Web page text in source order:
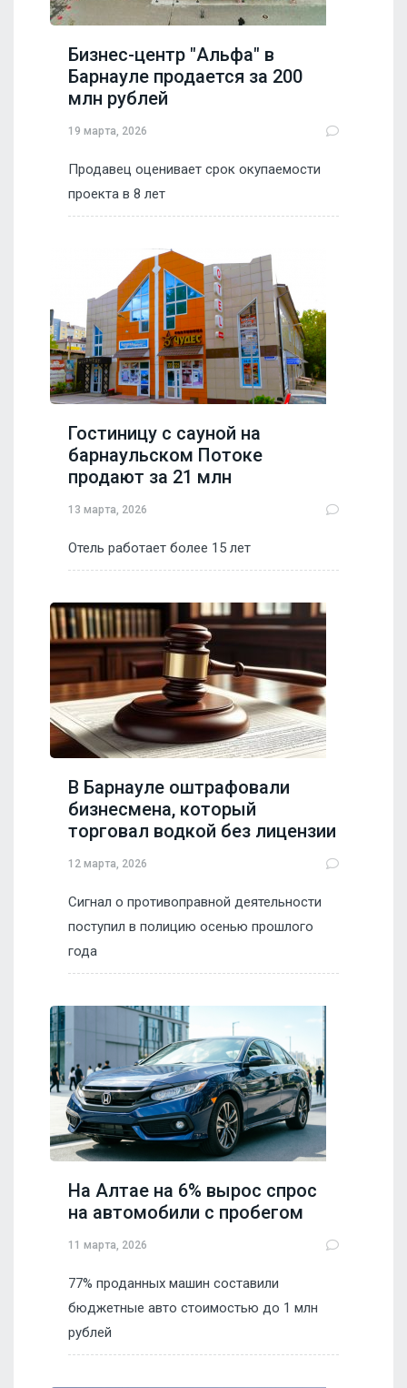
Бизнес-центр "Альфа" в
Барнауле продается за 200
млн рублей
19 марта, 2026
Продавец оценивает срок окупаемости
проекта в 8 лет
Гостиницу с сауной на
барнаульском Потоке
продают за 21 млн
13 марта, 2026
Отель работает более 15 лет
В Барнауле оштрафовали
бизнесмена, который
торговал водкой без лицензии
12 марта, 2026
Сигнал о противоправной деятельности
поступил в полицию осенью прошлого
года
На Алтае на 6% вырос спрос
на автомобили с пробегом
11 марта, 2026
77% проданных машин составили
бюджетные авто стоимостью до 1 млн
рублей